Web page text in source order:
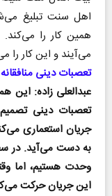
اهل سنت تبلیغ
همین کار را
می‌آیند و این کار را
تعصبات دینی منافقانه
عبدالعلی زاده:
تعصبات دینی
جریان استعماری
به دست می‌آید. در
وحدت هستیم، اما
این جریان حرکت